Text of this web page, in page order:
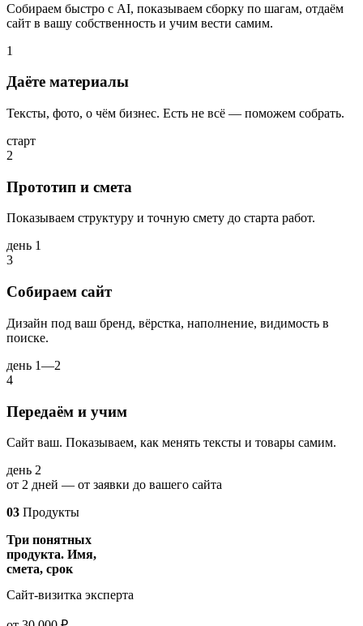
Собираем быстро с AI, показываем сборку по шагам, отдаём
сайт в вашу собственность и учим вести самим.
1
Даёте материалы
Тексты, фото, о чём бизнес. Есть не всё — поможем собрать.
старт
2
Прототип и смета
Показываем структуру и точную смету до старта работ.
день 1
3
Собираем сайт
Дизайн под ваш бренд, вёрстка, наполнение, видимость в
поиске.
день 1—2
4
Передаём и учим
Сайт ваш. Показываем, как менять тексты и товары самим.
день 2
от 2 дней — от заявки до вашего сайта
03 Продукты
Три понятных
продукта. Имя,
смета, срок
Сайт-визитка эксперта